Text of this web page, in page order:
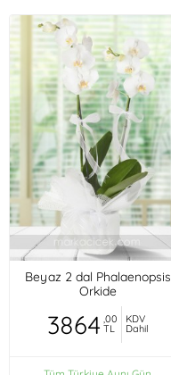
Beyaz 2 dal Phalaenopsis
Orkide
3864 ,00
TL
KDV
Dahil